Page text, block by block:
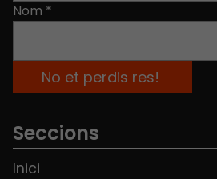
Nom *
Seccions
Inici